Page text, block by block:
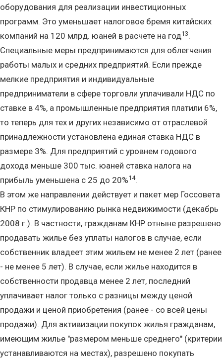
оборудования для реализации инвестиционных
программ. Это уменьшает налоговое бремя китайских
компаний на 120 млрд. юаней в расчете на год13.
Специальные меры предпринимаются для облегчения
работы малых и средних предприятий. Если прежде
мелкие предприятия и индивидуальные
предприниматели в сфере торговли уплачивали НДС по
ставке в 4%, а промышленные предприятия платили 6%,
то теперь для тех и других независимо от отраслевой
принадлежности установлена единая ставка НДС в
размере 3%. Для предприятий с уровнем годового
дохода меньше 300 тыс. юаней ставка налога на
прибыль уменьшена с 25 до 20%14.
В этом же направлении действует и пакет мер Госсовета
КНР по стимулированию рынка недвижимости (декабрь
2008 г.). В частности, гражданам КНР отныне разрешено
продавать жилье без уплаты налогов в случае, если
собственник владеет этим жильем не менее 2 лет (ранее
- не менее 5 лет). В случае, если жилье находится в
собственности продавца менее 2 лет, последний
уплачивает налог только с разницы между ценой
продажи и ценой приобретения (ранее - со всей цены
продажи). Для активизации покупок жилья гражданам,
имеющим жилье "размером меньше среднего" (критерии
устанавливаются на местах), разрешено покупать